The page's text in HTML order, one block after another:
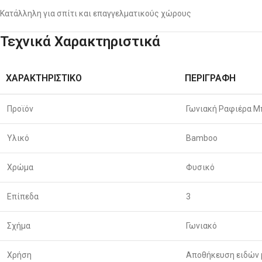
Κατάλληλη για σπίτι και επαγγελματικούς χώρους
Τεχνικά Χαρακτηριστικά
ΧΑΡΑΚΤΗΡΙΣΤΙΚΌ ΠΕΡΙΓΡΑΦΉ
Προϊόν Γωνιακή Ραφιέρα
Υλικό Bamboo
Χρώμα Φυσικό
Επίπεδα 3
Σχήμα Γωνιακό
Χρήση Αποθήκευση ειδών